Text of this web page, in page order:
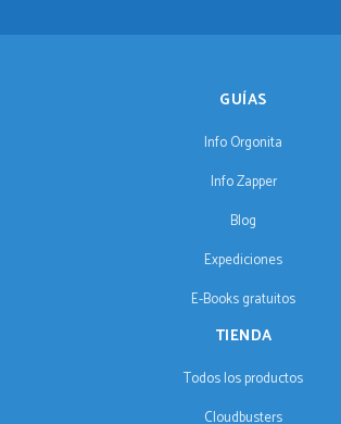
GUÍAS
Info Orgonita
Info Zapper
Blog
Expediciones
E-Books gratuitos
TIENDA
Todos los productos
Cloudbusters